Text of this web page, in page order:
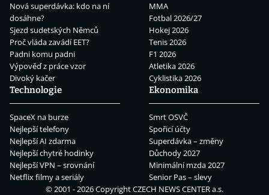
Nová superdávka: kdo na ní
dosáhne?
Sjezd sudetských Němců
Proč vláda zavádí EET?
Padni komu padni
Výpověď z práce vzor
Divoký kačer
MMA
Fotbal 2026/27
Hokej 2026
Tenis 2026
F1 2026
Atletika 2026
Cyklistika 2026
Technologie
SpaceX na burze
Nejlepší telefony
Nejlepší AI zdarma
Nejlepší chytré hodinky
Nejlepší VPN – srovnání
Netflix filmy a seriály
Ekonomika
Smrt OSVČ
Spořicí účty
Superdávka – změny
Důchody 2027
Minimální mzda 2027
Senior Pas – slevy
© 2001 - 2026 CopyrightCZECH NEWS CENTER a.s.